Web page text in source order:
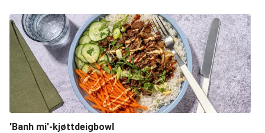
'Banh mi'-kjøttdeigbowl